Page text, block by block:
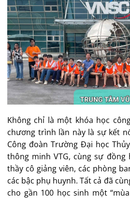
Không chỉ là một khóa học
chương trình lần này là sự kết
Công đoàn Trường Đại học
thông minh VTG, cùng sự
thầy cô giảng viên, các phòng
các bậc phụ huynh. Tất cả đã
cho gần 100 học sinh một